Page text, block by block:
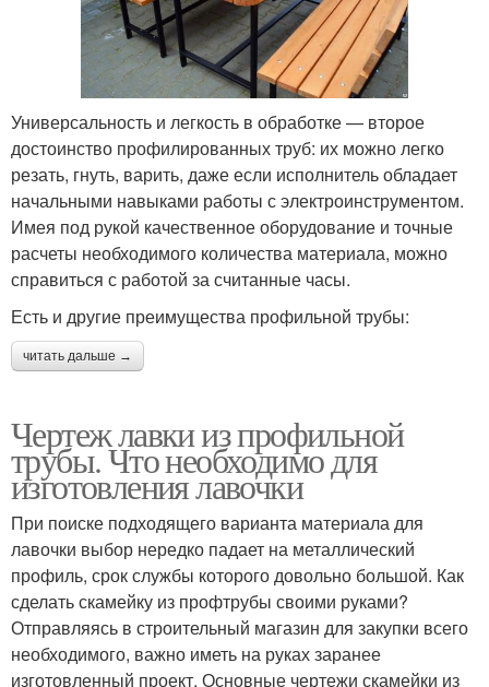
Универсальность и легкость в обработке — второе
достоинство профилированных труб: их можно легко
резать, гнуть, варить, даже если исполнитель обладает
начальными навыками работы с электроинструментом.
Имея под рукой качественное оборудование и точные
расчеты необходимого количества материала, можно
справиться с работой за считанные часы.
Есть и другие преимущества профильной трубы:
читать дальше →
Чертеж лавки из профильной
трубы. Что необходимо для
изготовления лавочки
При поиске подходящего варианта материала для
лавочки выбор нередко падает на металлический
профиль, срок службы которого довольно большой. Как
сделать скамейку из профтрубы своими руками?
Отправляясь в строительный магазин для закупки всего
необходимого, важно иметь на руках заранее
изготовленный проект. Основные чертежи скамейки из